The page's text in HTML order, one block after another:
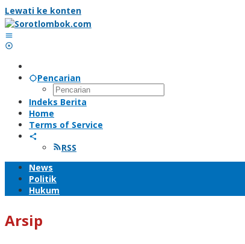
Lewati ke konten
Pencarian
Indeks Berita
Home
Terms of Service
RSS
News
Politik
Hukum
Arsip